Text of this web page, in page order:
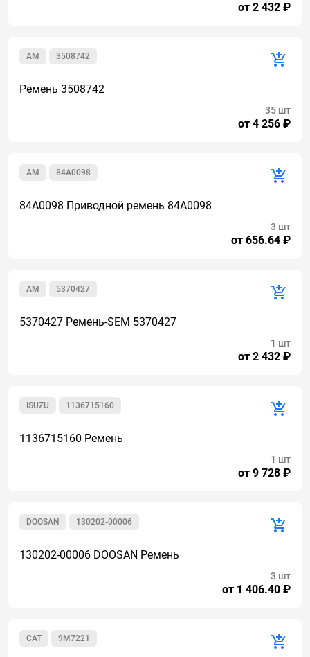
от 2 432 ₽
3508742
AM
Ремень 3508742
от 4 256 ₽
35 шт
84A0098
AM
84A0098 Приводной ремень 84A0098
от 656.64 ₽
3 шт
5370427
AM
5370427 Ремень-SEM 5370427
от 2 432 ₽
1 шт
1136715160
ISUZU
1136715160 Ремень
от 9 728 ₽
1 шт
130202-00006
DOOSAN
130202-00006 DOOSAN Ремень
от 1 406.40 ₽
3 шт
9M7221
CAT